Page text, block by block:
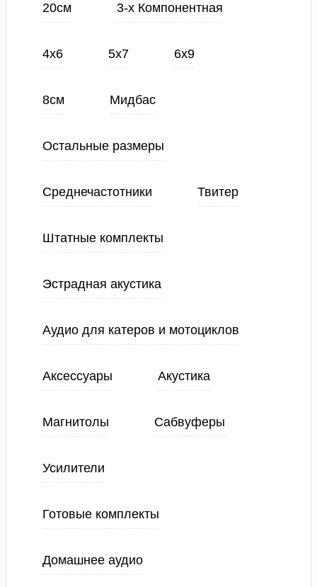
20см 3-х Компонентная
4х6 5х7 6х9
8см Мидбас
Остальные размеры
Среднечастотники Твитер
Штатные комплекты
Эстрадная акустика
Аудио для катеров и мотоциклов
Аксессуары Акустика
Магнитолы Сабвуферы
Усилители
Готовые комплекты
Домашнее аудио